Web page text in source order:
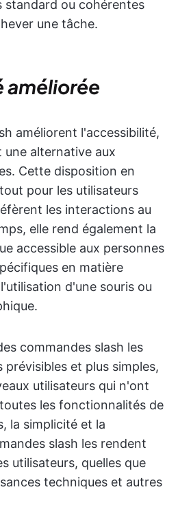
standard ou cohérentes
une tâche.
améliorée
améliorent l'accessibilité,
alternative aux
Cette disposition en
pour les utilisateurs
les interactions au
elle rend également la
accessible aux personnes
en matière
d'une souris ou
commandes slash les
prévisibles et plus simples,
utilisateurs qui n'ont
les fonctionnalités de
la simplicité et la
slash les rendent
utilisateurs, quelles que
techniques et autres